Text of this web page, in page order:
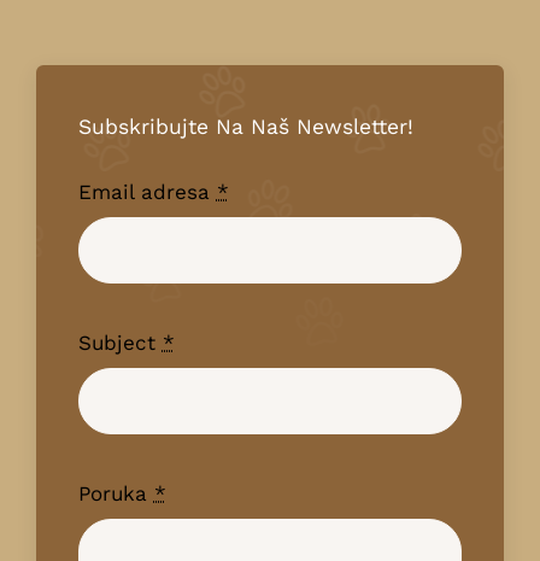
Subskribujte Na Naš Newsletter!
Email adresa *
Subject *
Poruka *